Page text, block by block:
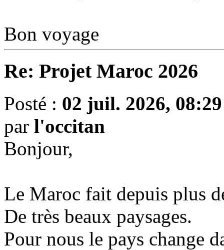
Bon voyage
Re: Projet Maroc 2026
Posté : 02 juil. 2026, 08:29
par l'occitan
Bonjour,
Le Maroc fait depuis plus
De très beaux paysages.
Pour nous le pays change